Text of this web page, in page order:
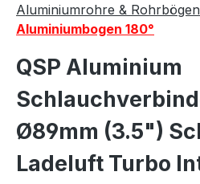
Aluminiumrohre & Rohrbögen
Aluminiumbogen 180°
QSP Aluminium
Ø89mm (3.5")
Ladeluft Turbo